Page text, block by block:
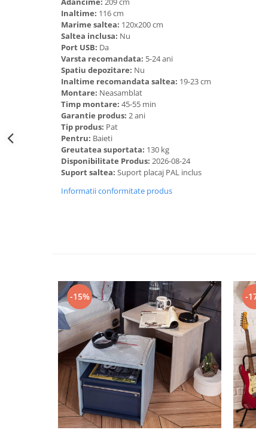
Inaltime: 116 cm
Marime saltea: 120x200 cm
Saltea inclusa: Nu
Port USB: Da
Varsta recomandata: 5-24 ani
Spatiu depozitare: Nu
Inaltime recomandata saltea: 19-23 cm
Montare: Neasamblat
Timp montare: 45-55 min
Garantie produs: 2 ani
Tip produs: Pat
Pentru: Baieti
Greutatea suportata: 130 kg
Disponibilitate Produs: 2026-08-24
Suport saltea: Suport placaj PAL inclus
Informatii conformitate produs
-15% -